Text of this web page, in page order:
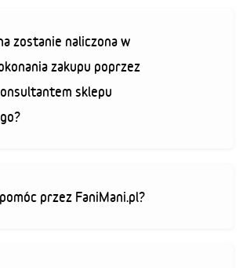
zostanie naliczona w
zakupu poprzez
sklepu
przez FaniMani.pl?